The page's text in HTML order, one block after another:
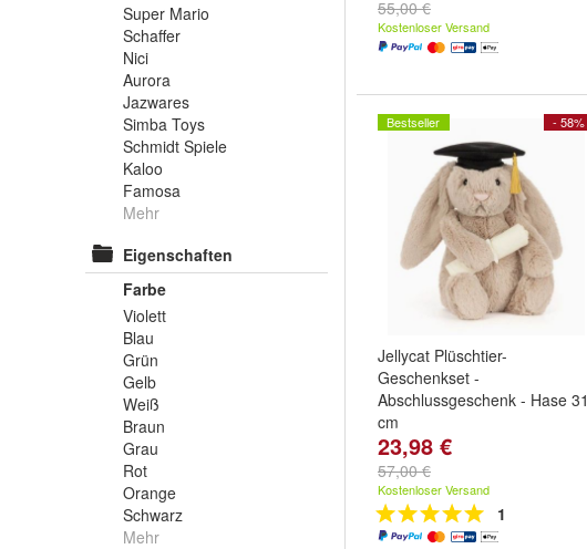
Super Mario
Schaffer
Nici
Aurora
Jazwares
Simba Toys
Schmidt Spiele
Kaloo
Famosa
Mehr
Eigenschaften
Farbe
Violett
Blau
Grün
Gelb
Weiß
Braun
Grau
Rot
Orange
Schwarz
Mehr
55,00 €
Kostenloser Versand
- 58%
Bestseller
Jellycat Plüschtier-
Geschenkset -
Abschlussgeschenk - Hase 31
cm
23,98 €
57,00 €
Kostenloser Versand
1